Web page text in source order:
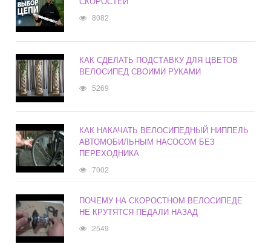
8082
КАК СДЕЛАТЬ ПОДСТАВКУ ДЛЯ ЦВЕТОВ
ВЕЛОСИПЕД СВОИМИ РУКАМИ
5269
КАК НАКАЧАТЬ ВЕЛОСИПЕДНЫЙ НИППЕЛЬ
АВТОМОБИЛЬНЫМ НАСОСОМ БЕЗ
ПЕРЕХОДНИКА
7002
ПОЧЕМУ НА СКОРОСТНОМ ВЕЛОСИПЕДЕ
НЕ КРУТЯТСЯ ПЕДАЛИ НАЗАД
2549